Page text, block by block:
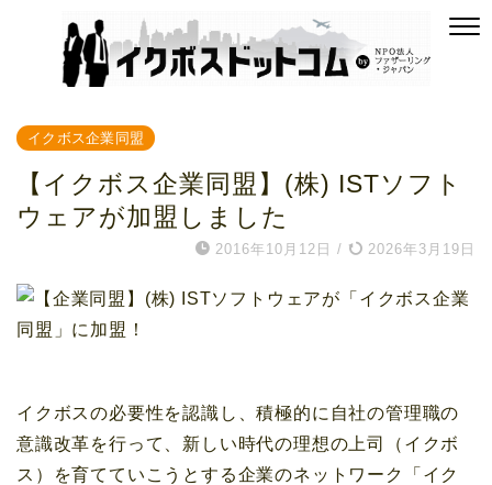
イクボス企業同盟
【イクボス企業同盟】(株) ISTソフト
ウェアが加盟しました
2016年10月12日 / 2026年3月19日
イクボスの必要性を認識し、積極的に自社の管理職の
意識改革を行って、新しい時代の理想の上司（イクボ
ス）を育てていこうとする企業のネットワーク「イク